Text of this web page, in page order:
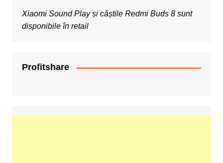
Xiaomi Sound Play și căștile Redmi Buds 8 sunt
disponibile în retail
Profitshare